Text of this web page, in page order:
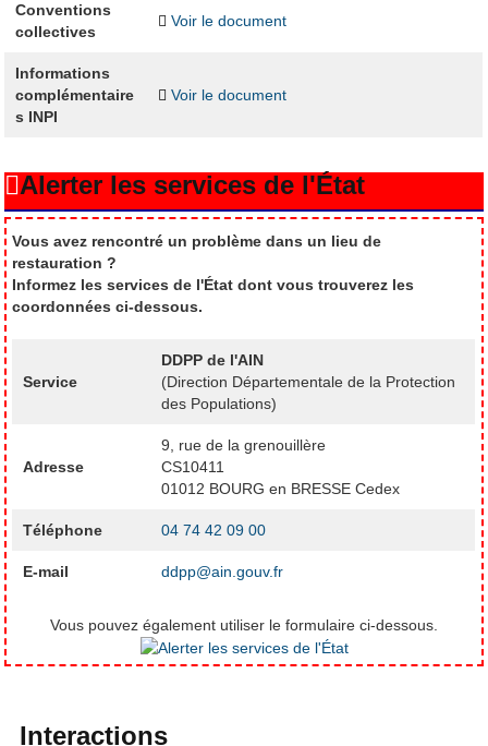
Conventions
collectives
Voir le document
Informations
complémentaire
s INPI
Voir le document
Alerter les services de l'État
Vous avez rencontré un problème dans un lieu de
restauration ?
Informez les services de l'État dont vous trouverez les
coordonnées ci-dessous.
Service
DDPP de l'AIN
(Direction Départementale de la Protection
des Populations)
Adresse
9, rue de la grenouillère
CS10411
01012 BOURG en BRESSE Cedex
Téléphone 04 74 42 09 00
E-mail ddpp@ain.gouv.fr
Vous pouvez également utiliser le formulaire ci-dessous.
Interactions